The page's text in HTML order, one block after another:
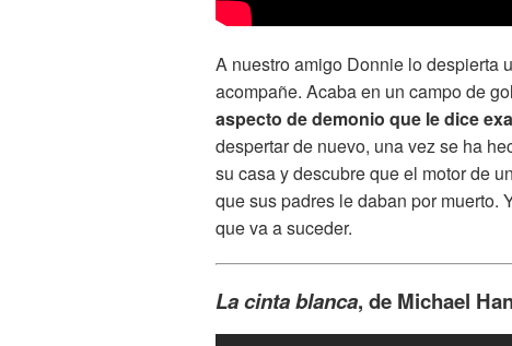
A nuestro amigo Donnie lo despierta
acompañe. Acaba en un campo de
aspecto de demonio que le dice
despertar de nuevo, una vez se ha
su casa y descubre que el motor de
que sus padres le daban por muerto.
que va a suceder.
La cinta blanca, de Michael